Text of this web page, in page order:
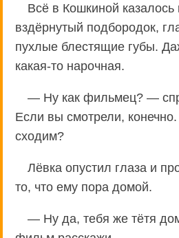
Всё в Кошкиной
вздёрнутый подбородок,
пухлые блестящие губы.
какая-то нарочная.
— Ну как фильмец? —
Если вы смотрели,
сходим?
Лёвка опустил глаза и
то, что ему пора домой.
— Ну да, тебя же тётя